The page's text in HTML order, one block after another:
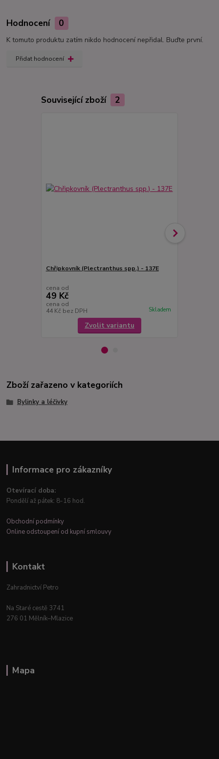
Hodnocení 0
K tomuto produktu zatím nikdo hodnocení nepřidal. Buďte první.
Přidat hodnocení
Související zboží 2
Chřipkovník (Plectranthus spp.) - 137E
cena od
49 Kč
cena od
44 Kč bez DPH Skladem
Zvolit variantu
Zboží zařazeno v kategoriích
Bylinky a léčivky
Informace pro zákazníky
Otevírací doba:
Pondělí až pátek: 8-16 hod.
Obchodní podmínky
Online odstoupení od kupní smlouvy
Kontakt
Zahradnictví Petro
Na Staré cestě 3741
276 01 Mělník–Mlazice
Mapa